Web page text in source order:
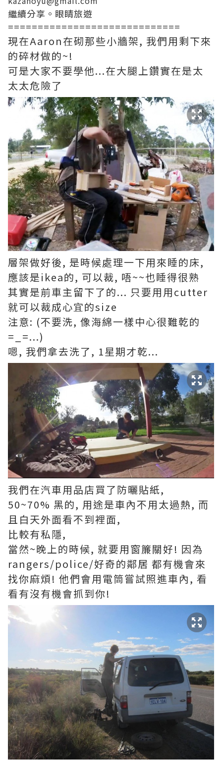
繼續分享。眼睛旅遊
=============================
現在Aaron在砌那些小牆架, 我們用剩下來
的碎材做的~!
可是大家不要學他...在大腿上鑽實在是太
太太危險了
層架做好後, 是時候處理一下用來睡的床,
應該是ikea的, 可以裁, 唔~~也睡得很熟
其實是前車主留下了的... 只要用用cutter
就可以裁成心宜的size
注意: (不要洗, 像海綿一樣中心很難乾的
=_=...)
嗯, 我們拿去洗了, 1星期才乾...
我們在汽車用品店買了防曬貼紙,
50~70% 黑的, 用途是車內不用太過熱, 而
且白天外面看不到裡面,
比較有私隱,
當然~晚上的時候, 就要用窗簾關好! 因為
rangers/police/好奇的鄰居 都有機會來
找你麻煩! 他們會用電筒嘗試照進車內, 看
看有沒有機會抓到你!